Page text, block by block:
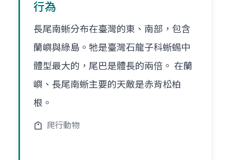
行為
長尾南蜥分布在臺灣的東、南部，包含
蘭嶼與綠島。牠是臺灣石龍子科蜥蜴中
體型最大的，尾巴是體長的兩倍。 在蘭
嶼、長尾南蜥主要的天敵是赤背松柏
根。
爬行動物